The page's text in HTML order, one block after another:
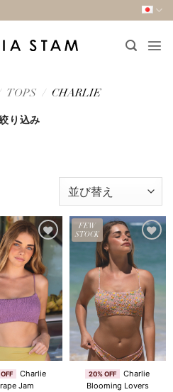
TOPS / CHARLIE
り込み
お気
に入
りに
追加
Charlie
Jam
FEW
STOCK
りに
追加
20% OFF
Charlie
Blooming Lovers